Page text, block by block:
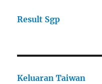
Result Sgp
Keluaran Taiwan